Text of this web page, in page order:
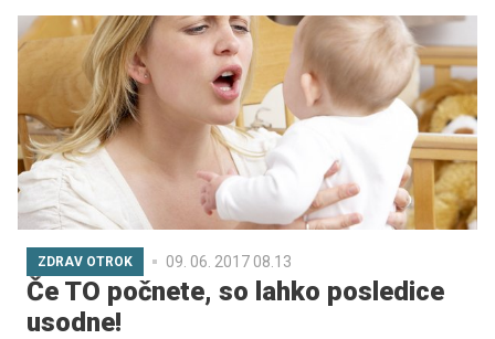
fenibut. Ta lahko povzroča zasvojenost, dlje časa
trajajoča uporaba pa vodi v okvaro ledvic in maščobno
degeneracijo jeter, so objavili na Nacionalnem inštitutu za
javno zdravje.
ZDRAV OTROK 09. 06. 2017 08.13
Če TO počnete, so lahko posledice
usodne!